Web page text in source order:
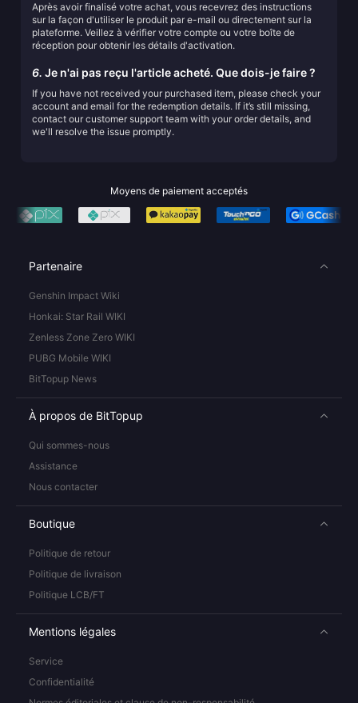
Après avoir finalisé votre achat, vous recevrez des instructions
sur la façon d'utiliser le produit par e-mail ou directement sur la
plateforme. Veillez à vérifier votre compte ou votre boîte de
réception pour obtenir les détails d'activation.
6. Je n'ai pas reçu l'article acheté. Que dois-je faire ?
If you have not received your purchased item, please check your
account and email for the redemption details. If it’s still missing,
contact our customer support team with your order details, and
we'll resolve the issue promptly.
Moyens de paiement acceptés
Partenaire
Genshin Impact Wiki
Honkai: Star Rail WIKI
Zenless Zone Zero WIKI
PUBG Mobile WIKI
BitTopup News
À propos de BitTopup
Qui sommes-nous
Assistance
Nous contacter
Boutique
Politique de retour
Politique de livraison
Politique LCB/FT
Mentions légales
Service
Confidentialité